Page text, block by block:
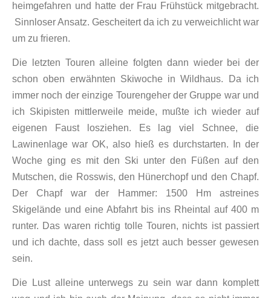
heimgefahren und hatte der Frau Frühstück mitgebracht.
Sinnloser Ansatz. Gescheitert da ich zu verweichlicht war
um zu frieren.
Die letzten Touren alleine folgten dann wieder bei der
schon oben erwähnten Skiwoche in Wildhaus. Da ich
immer noch der einzige Tourengeher der Gruppe war und
ich Skipisten mittlerweile meide, mußte ich wieder auf
eigenen Faust losziehen. Es lag viel Schnee, die
Lawinenlage war OK, also hieß es durchstarten. In der
Woche ging es mit den Ski unter den Füßen auf den
Mutschen, die Rosswis, den Hünerchopf und den Chapf.
Der Chapf war der Hammer: 1500 Hm astreines
Skigelände und eine Abfahrt bis ins Rheintal auf 400 m
runter. Das waren richtig tolle Touren, nichts ist passiert
und ich dachte, dass soll es jetzt auch besser gewesen
sein.
Die Lust alleine unterwegs zu sein war dann komplett